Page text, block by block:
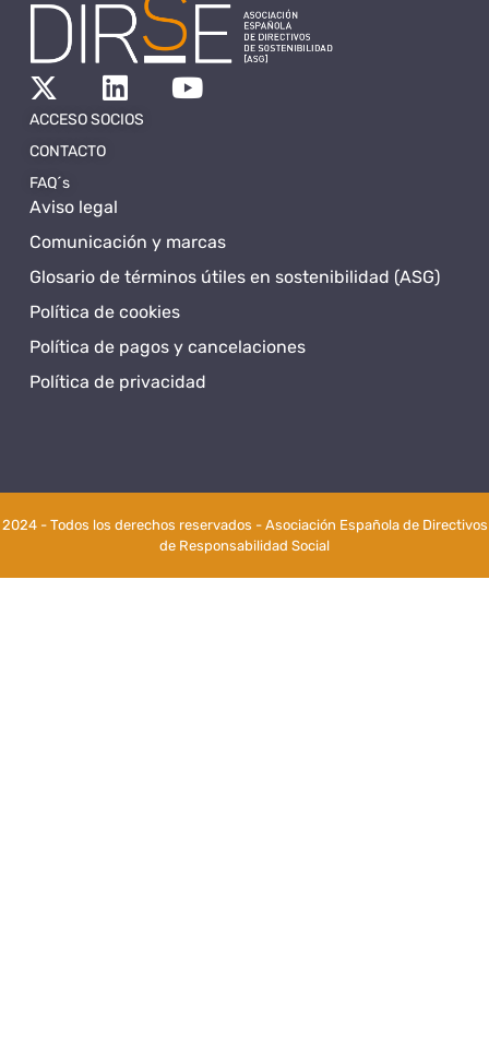
Aviso legal
Comunicación y marcas
Glosario de términos útiles en sostenibilidad (ASG)
Política de cookies
Política de pagos y cancelaciones
Política de privacidad
ACCESO SOCIOS
CONTACTO
FAQ´s
2024 - Todos los derechos reservados - Asociación Española de Directivos
de Responsabilidad Social